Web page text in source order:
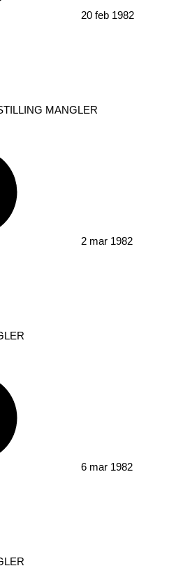
20 feb 1982
MANGLER
2 mar 1982
6 mar 1982